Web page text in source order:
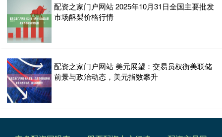
配资之家门户网站 2025年10月31日全国主要批发
市场酥梨价格行情
配资之家门户网站 美元展望：交易员权衡美联储
前景与政治动态，美元指数攀升